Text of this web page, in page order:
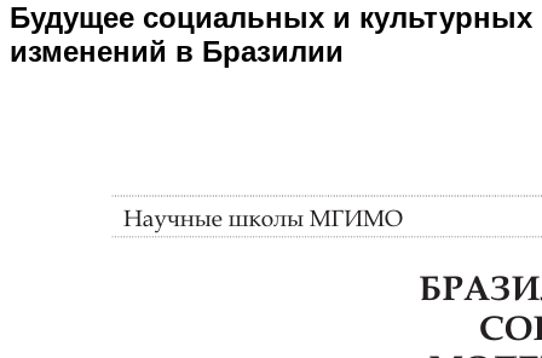
Будущее социальных и культурных
изменений в Бразилии